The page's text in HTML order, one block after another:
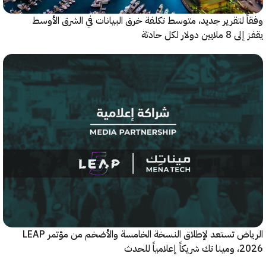
جديد، متوسط تكلفة خرق البيانات في الشرق الأوسط
لكل حادثة
الرياض تستعد لإطلاق النسخة الخامسة والأضخم من مؤتمر LEAP
للحدث